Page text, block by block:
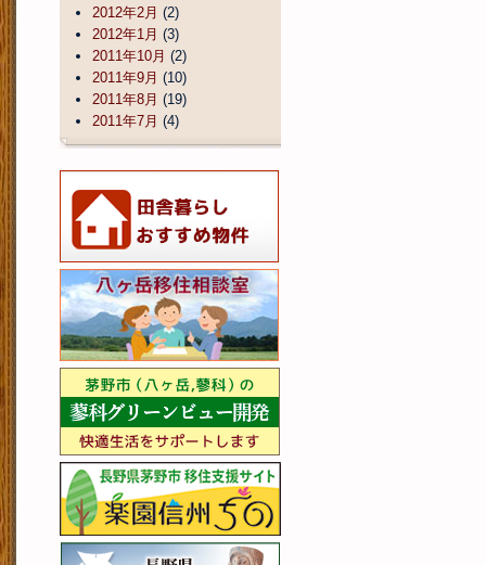
2012年2月 (2)
2012年1月 (3)
2011年10月 (2)
2011年9月 (10)
2011年8月 (19)
2011年7月 (4)